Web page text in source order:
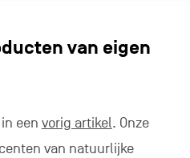
van eigen
een vorig artikel. Onze
van natuurlijke